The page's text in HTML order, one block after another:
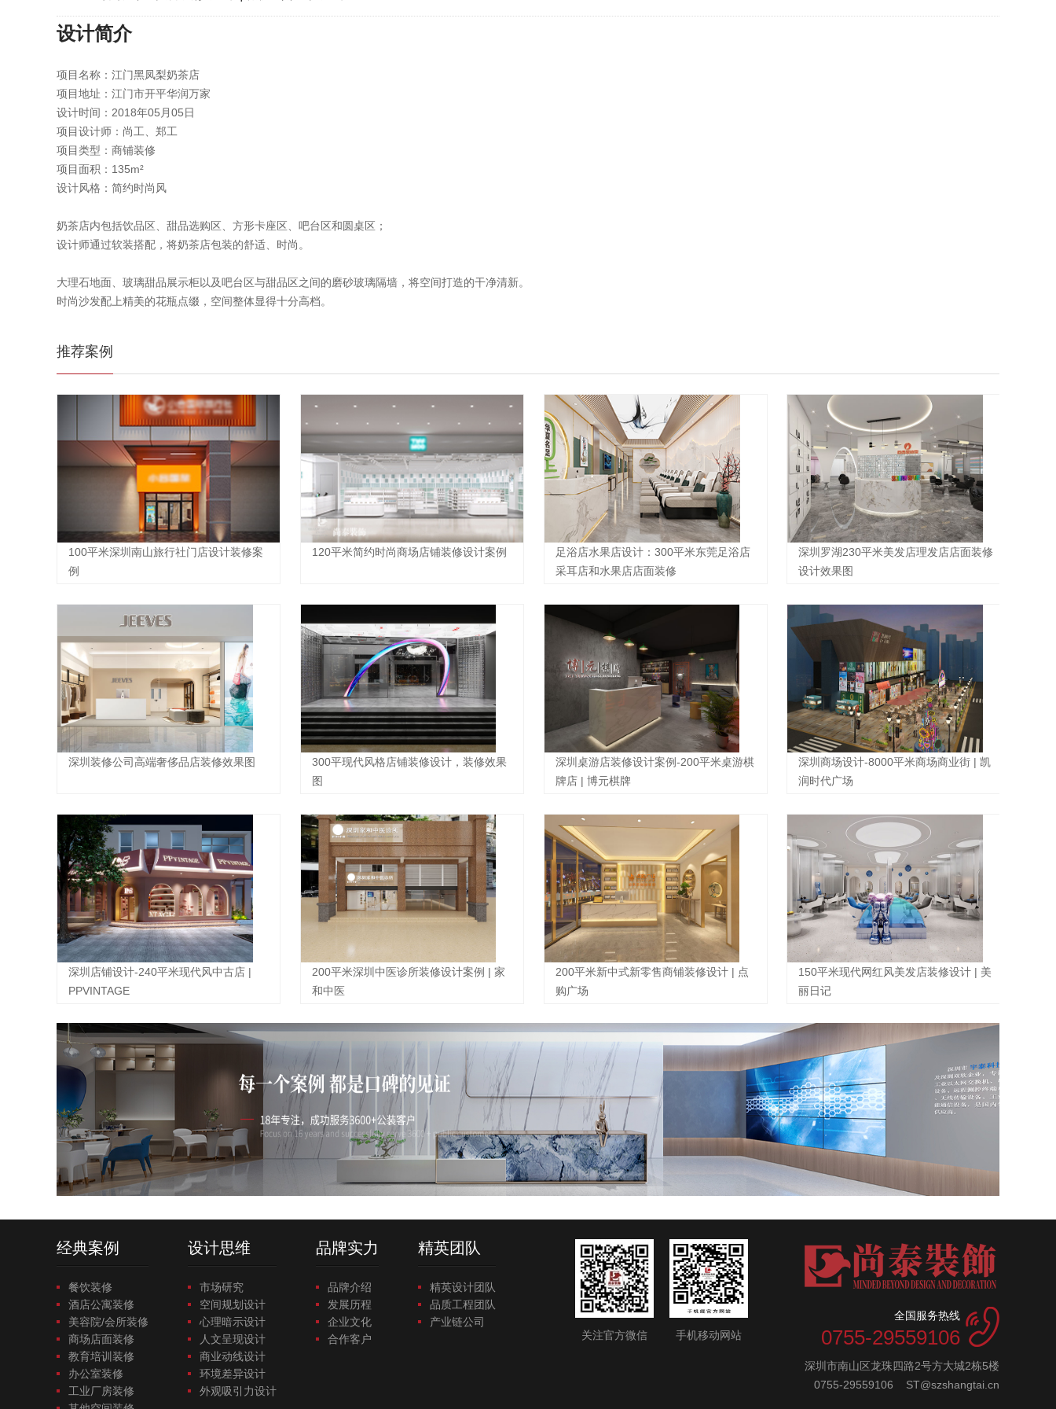
设计简介
项目名称：江门黑凤梨奶茶店
项目地址：江门市开平华润万家
设计时间：2018年05月05日
项目设计师：尚工、郑工
项目类型：商铺装修
项目面积：135m²
设计风格：简约时尚风
奶茶店内包括饮品区、甜品选购区、方形卡座区、吧台区和圆桌区；
设计师通过软装搭配，将奶茶店包装的舒适、时尚。
大理石地面、玻璃甜品展示柜以及吧台区与甜品区之间的磨砂玻璃隔墙，将空间打造的干净清新。
时尚沙发配上精美的花瓶点缀，空间整体显得十分高档。
推荐案例
100平米深圳南山旅行社门店设计装修案
例
120平米简约时尚商场店铺装修设计案例
足浴店水果店设计：300平米东莞足浴店
采耳店和水果店店面装修
深圳罗湖230平米美发店理发店店面装修
设计效果图
深圳装修公司高端奢侈品店装修效果图
300平现代风格店铺装修设计，装修效果
图
深圳桌游店装修设计案例-200平米桌游棋
牌店 | 博元棋牌
深圳商场设计-8000平米商场商业街 | 凯
润时代广场
深圳店铺设计-240平米现代风中古店 |
PPVINTAGE
200平米深圳中医诊所装修设计案例 | 家
和中医
200平米新中式新零售商铺装修设计 | 点
购广场
150平米现代网红风美发店装修设计 | 美
丽日记
经典案例
餐饮装修
酒店公寓装修
美容院/会所装修
商场店面装修
教育培训装修
办公室装修
工业厂房装修
设计思维
市场研究
空间规划设计
心理暗示设计
人文呈现设计
商业动线设计
环境差异设计
外观吸引力设计
品牌实力
品牌介绍
发展历程
企业文化
合作客户
精英团队
精英设计团队
品质工程团队
产业链公司
关注官方微信
手机移动网站
全国服务热线
0755-29559106
深圳市南山区龙珠四路2号方大城2栋5楼
0755-29559106 ST@szshangtai.cn